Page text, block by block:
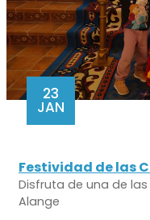
23
JAN
Festividad de las
Disfruta de una de
Alange